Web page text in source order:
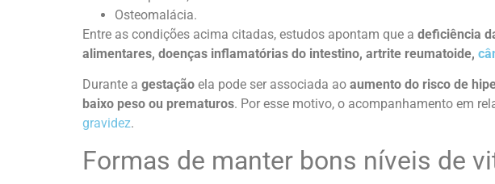
Osteomalácia.
Entre as condições acima citadas, estudos apontam que a deficiência
alimentares, doenças inflamatórias do intestino, artrite reumatoide,
Durante a gestação ela pode ser associada ao aumento do risco de
baixo peso ou prematuros. Por esse motivo, o acompanhamento em
gravidez.
Formas de manter bons níveis de